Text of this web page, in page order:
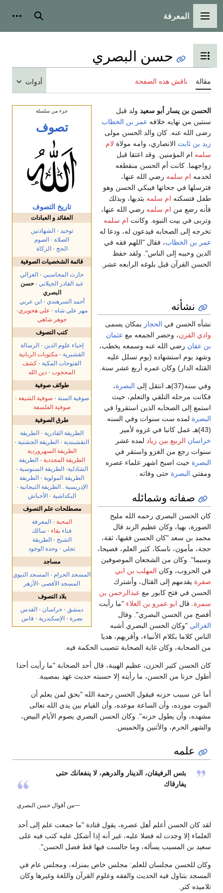
القائمة الرئيسية
المعرفة بحث
تبديل عرض جدول المحتويات
حسن البصري
مقالة ناقش هذه الصفحة أدوات
جزء من سلسلة
تصوف
تاريخ التصوف
العقائد و العبادات
توحيد · الشهادتين
الصلاة · الصوم
الحج · الزكاة
قائمة الشخصيات الصوفية
حارث المحاسبي · الغزالي
عبد القادر الجيلاني ·حسن
البصري
أحمد السرهندي · ابن عربي
مهر علي شاه · علي هجويري·
جوهر شاهي
كتب التصوف
إحياء علوم الدين · الرسالة
القشيرية · مكتوبات الربانية
الفتوحات المكية · كشف
المحجوب · دين الله
طوائف صوفية
صوفية السنة ·صوفية الشيعة ·
صوفية الفلسفة
طرق الصوفية
الطريقة القادرية · الطريقة
النقشبندية · الطريقة الجشتية ·
الطريقة السهروردية
الطريقة المجددية · الطريقة
الشاذلية· الطريقة السنوسية ·
الطريقة المولوية · الطريقة
الإدريسية . الطريقة التيجانية ·
البكداشية · الأحباش
مصطلحات علم التصوف
المحبة · المعرفة
فناء بقاء · سالك
الشيخ · الطريقة
تجلي · وحدة الوجود
مساجد
المسجد الحرام · المسجد النبوي
المسجد الأقصى · الأزهر
بلاد التصوف
دمشق · خراسان · القدس
بصرة · الإسكندرية · فاس
الحسن بن يسار أبو سعيد ولد قبل
سنتين من نهايه خلافه عمر بن الخطاب
رضى الله عنه. كان والد الحسن مولى
زيد بن ثابت الانصاري، وامه مولاة لام
سلمه ام المؤمنين. وقد اعتقا قبل
زواجهما. كانت أم الحسن منقطعه
لخدمه ام سلمه رضي الله عنها،
فترسلها في جحاتها فيبكي الحسن وهو
طفل فتسكته ام سلمه بثديها، وبذلك
فأنه رضع من ام سلمه رضي الله عنها،
وتربى في بيت النبوه. وكانت ام سلمه
تخرجه إلى الصحابه فيدعون له، ودعا له
عمر بن الخطاب، فقال "اللهم فقه في
الدين وحببه إلى الناس". ولقد حفظ
الحسن القرآن قبل بلوغه الرابعه عشر.
نشأته
نشأه الحسن في الحجاز بمكان يسمى
وادي القرن، وحضر الجمعه مع عثمان
بن عفان رضي الله عنه وسمعه يخطب،
وشهد يوم استشهاده (يوم تسلل عليه
القتله الدار) وكان عمره أربع عشر سنة.
وفي سنه(37)هـ انتقل إلى البصرة،
فكانت مرحله التلقي والتعلم، حيث
استمع إلى الصحابه الذين استقروا في
البصرة لمده ست سنوات وفي السنه
(43)هـ عمل كاتبا في غزوه لأمير
خراسان الربيع بين زياد لمده عشر
سنوات رجع من الغزو واستقر في
البصرة حيث اصبح اشهر علماء عصره
ومفتي البصرة حتى وفاته .
صفاته وشمائله
كان الحسن البصري رحمه الله مليح
الصورة، بهيا، وكان عظيم الزند قال
محمد بن سعد "كان الحسن فقيها، ثقة،
حجة، مأمون، ناسكا، كثير العلم، فصيحا،
وسيما". وكان من الشجعان الموصوفين
في الحروب، وكان المهلب بن ابي
صفرة يقدمهم إلى القتال، وأشترك
الحسن في فتح كابور مع عبدالرحمن بن
سمرة . قال ابو عمرو بن العلاء "ما رأيت
أفصح من الحسن البصري". وفال
الغزالي "وكان الحسن البصري أشبه
الناس كلاما بكلام الأنبياء، وأقربهم، هديا
من الصحابة، وكان غاية الصحابة تتصبب الحكمة فيه.
كان الحسن كثير الحزن، عظيم الهيبة، قال أحد الصحابة "ما رأيت أحدا
أطول حزنا من الحسن، ما رأيته إلا حسبته حديث عهد بمصيبة.
أما عن سببب حزنه فيقول الحسن رحمة الله "بحق لمن يعلم أن
الموت مورده، وأن الساعة موعده، وأن القيام بين يدي الله تعالى
مشهده، وأن يطول حزنه". وكان الحسن البصري يصوم الأيام البيض،
والشهر الحرم، والأثنين والخميس.
علمه
بئس الرفيقان، الدينار والدرهم، لا ينفعانك حتى
يفارقاك
—من أقوال حسن البصري
لقد كان الحسن أعلم أهل عصره، يقول قتادة "ما جمعت علم إلى أحد
العلماء إلا وجدت له فضلا عليه، غير أنه إذا أشكل عليه كتب فيه على
سعيد بن المسيب يسأله، وما جالست فيها قط فضل الحسن".
وكان للحسن مجلسان للعلم: مجلس خاص بمنزله، ومجلس عام في
المسجد بتناول فيه الحديث والفقه وعلوم القرآن واللغة وغيرها وكان
تلاميذه كثر.